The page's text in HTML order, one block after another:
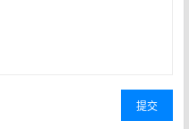
提交